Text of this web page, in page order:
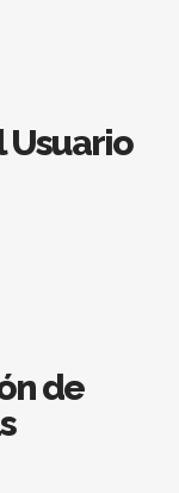
Usuario
de